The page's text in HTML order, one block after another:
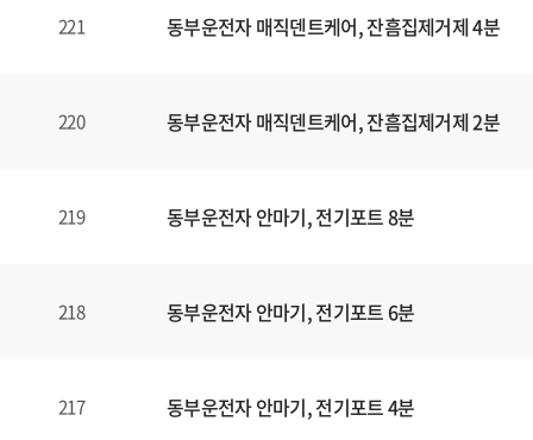
221 동부운전자 매직덴트케어, 잔흠집제거제 4분
220 동부운전자 매직덴트케어, 잔흠집제거제 2분
219 동부운전자 안마기, 전기포트 8분
218 동부운전자 안마기, 전기포트 6분
217 동부운전자 안마기, 전기포트 4분